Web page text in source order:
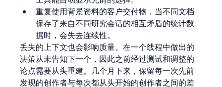
重复使用背景资料的客户交付物，当不同文档
保存了来自不同研究会话的相互矛盾的统计数
据时，会失去连续性。
丢失的上下文也会影响质量。在一个线程中做出的
决策从未告知下一个，因此之前经过测试和调整的
论点需要从头重建。几个月下来，保留每一次先前
发现的创作者与每次都从头开始的创作者之间的差